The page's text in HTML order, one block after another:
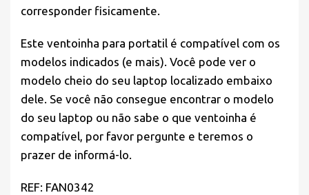
corresponder fisicamente.
Este ventoinha para portatil é compatível com os
modelos indicados (e mais). Você pode ver o
modelo cheio do seu laptop localizado embaixo
dele. Se você não consegue encontrar o modelo
do seu laptop ou não sabe o que ventoinha é
compatível, por favor pergunte e teremos o
prazer de informá-lo.
REF: FAN0342